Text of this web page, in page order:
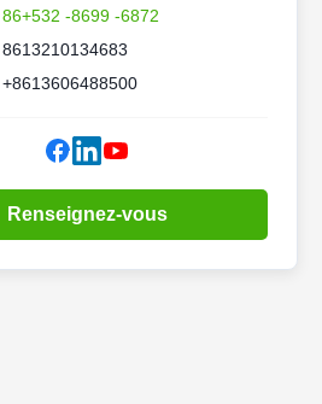
86+532 -8699 -6872
8613210134683
+8613606488500
Renseignez-vous